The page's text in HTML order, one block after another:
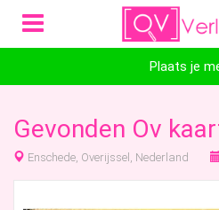
Plaats je
Gevonden Ov
Enschede, Overijssel, Nederland